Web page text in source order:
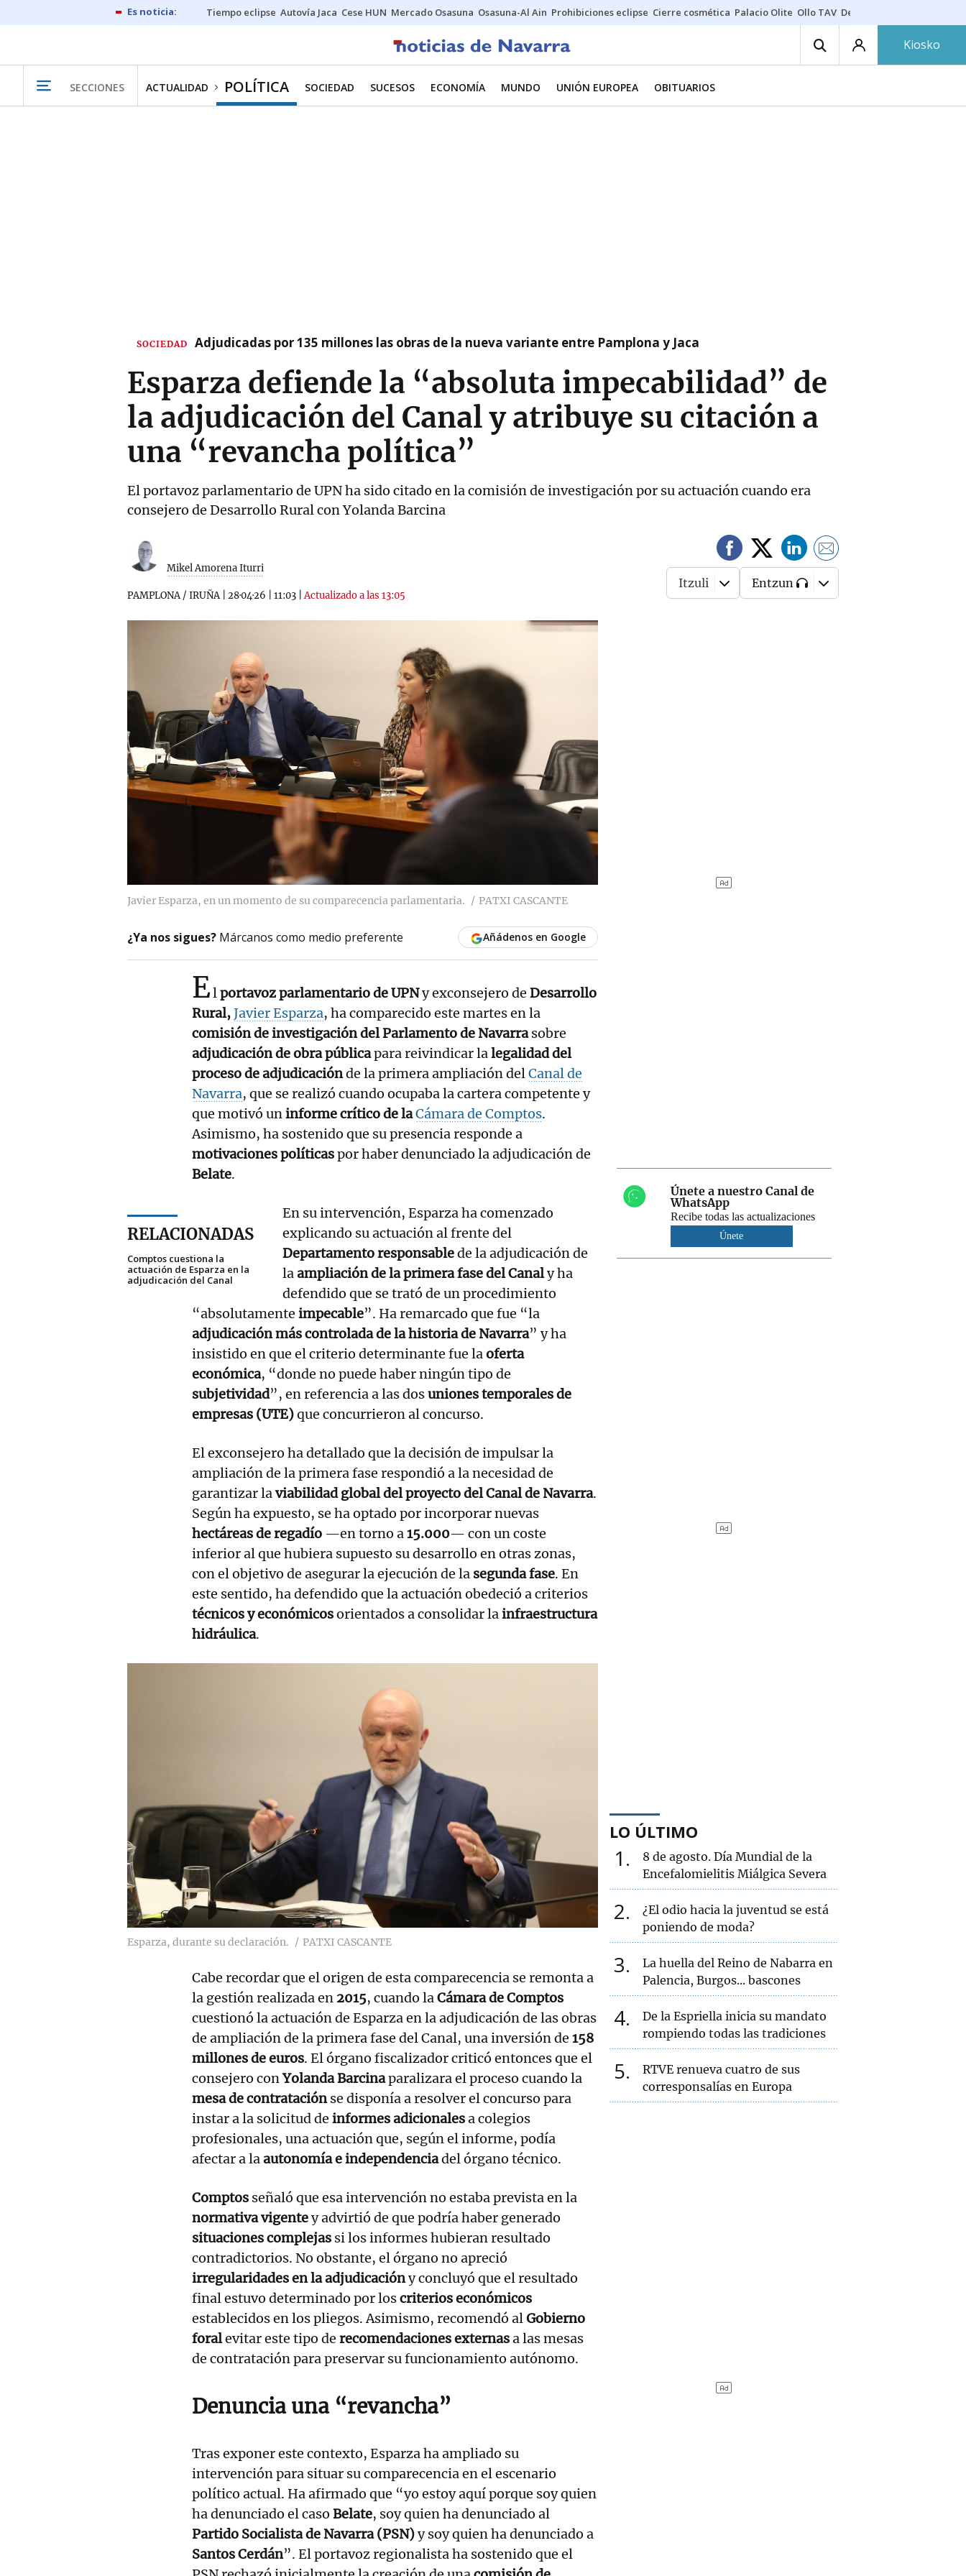
Tiempo eclipse Autovía Jaca Cese HUN Mercado Osasuna Osasuna-Al Ain Prohibiciones eclipse Cierre cosmética Palacio Olite Ollo TAV Derrama vecinos
Kiosko
SECCIONES ACTUALIDAD POLÍTICA SOCIEDAD SUCESOS ECONOMÍA MUNDO UNIÓN EUROPEA OBITUARIOS
SOCIEDAD Adjudicadas por 135 millones las obras de la nueva variante entre Pamplona y Jaca
Esparza defiende la “absoluta impecabilidad” de
la adjudicación del Canal y atribuye su citación a
una “revancha política”
El portavoz parlamentario de UPN ha sido citado en la comisión de investigación por su actuación cuando era
consejero de Desarrollo Rural con Yolanda Barcina
Mikel Amorena Iturri
PAMPLONA / IRUÑA| 28·04·26 11:03 |Actualizado a las 13:05
Itzuli Entzun
Javier Esparza, en un momento de su comparecencia parlamentaria. PATXI CASCANTE
¿Ya nos sigues? Márcanos como medio preferente Añádenos en Google
Elportavoz parlamentario de UPNy exconsejero de Desarrollo
Rural,Javier Esparza, ha comparecido este martes en la
comisión de investigación del Parlamento de Navarrasobre
adjudicación de obra públicapara reivindicar lalegalidad del
proceso de adjudicaciónde la primera ampliación delCanal de
Navarra, que se realizó cuando ocupaba la cartera competente y
que motivó uninforme crítico de laCámara de Comptos.
Asimismo, ha sostenido que su presencia responde a
motivaciones políticaspor haber denunciado la adjudicación de
Belate.
RELACIONADAS
Comptos cuestiona la
actuación de Esparza en la
adjudicación del Canal
En su intervención, Esparza ha comenzado
explicando su actuación al frente del
Departamento responsablede la adjudicación de
laampliación de la primera fase del Canaly ha
defendido que se trató de un procedimiento
“absolutamente impecable”. Ha remarcado que fue “la
adjudicación más controlada de la historia de Navarra” y ha
insistido en que el criterio determinante fue laoferta
económica, “donde no puede haber ningún tipo de
subjetividad”, en referencia a las dosuniones temporales de
empresas (UTE)que concurrieron al concurso.
El exconsejero ha detallado que la decisión de impulsar la
ampliación de la primera fase respondió a la necesidad de
garantizar laviabilidad global del proyecto del Canal de Navarra.
Según ha expuesto, se ha optado por incorporar nuevas
hectáreas de regadío —en torno a15.000— con un coste
inferior al que hubiera supuesto su desarrollo en otras zonas,
con el objetivo de asegurar la ejecución de la segunda fase. En
este sentido, ha defendido que la actuación obedeció a criterios
técnicos y económicosorientados a consolidar lainfraestructura
hidráulica.
Esparza, durante su declaración. PATXI CASCANTE
Cabe recordar que el origen de esta comparecencia se remonta a
la gestión realizada en 2015, cuando laCámara de Comptos
cuestionó la actuación de Esparza en la adjudicación de las obras
de ampliación de la primera fase del Canal, una inversión de 158
millones de euros. El órgano fiscalizador criticó entonces que el
consejero conYolanda Barcinaparalizara el proceso cuando la
mesa de contrataciónse disponía a resolver el concurso para
instar a la solicitud de informes adicionalesa colegios
profesionales, una actuación que, según el informe, podía
afectar a laautonomía e independenciadel órgano técnico.
Comptos señaló que esa intervención no estaba prevista en la
normativa vigentey advirtió de que podría haber generado
situaciones complejas si los informes hubieran resultado
contradictorios. No obstante, el órgano no apreció
irregularidades en la adjudicacióny concluyó que el resultado
final estuvo determinado por loscriterios económicos
establecidos en los pliegos. Asimismo, recomendó alGobierno
foralevitar este tipo de recomendaciones externasa las mesas
de contratación para preservar su funcionamiento autónomo.
Denuncia una “revancha”
Tras exponer este contexto, Esparza ha ampliado su
intervención para situar su comparecencia en el escenario
político actual. Ha afirmado que “yo estoy aquí porque soy quien
ha denunciado el caso Belate, soy quien ha denunciado al
Partido Socialista de Navarra (PSN)y soy quien ha denunciado a
Santos Cerdán”. El portavoz regionalista ha sostenido que el
Únete a nuestro Canal de
WhatsApp
Recibe todas las actualizaciones
Únete
LO ÚLTIMO
1
8 de agosto. Día Mundial de la
Encefalomielitis Miálgica Severa
2
¿El odio hacia la juventud se está
poniendo de moda?
3
La huella del Reino de Nabarra en
Palencia, Burgos... bascones
4
De la Espriella inicia su mandato
rompiendo todas las tradiciones
5
RTVE renueva cuatro de sus
corresponsalías en Europa